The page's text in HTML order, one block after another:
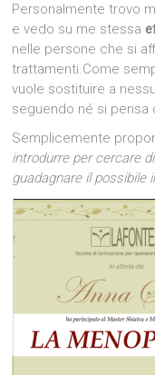
Personalmente trovo
e vedo su me stessa
nelle persone che si
trattamenti.Come
vuole sostituire a
seguendo né si pensa
Semplicemente
introdurre per cercare
guadagnare il possibile